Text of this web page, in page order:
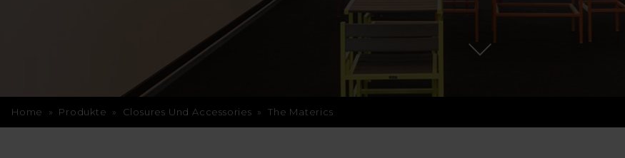
Home » Produkte » Closures Und Accessories » The Materics